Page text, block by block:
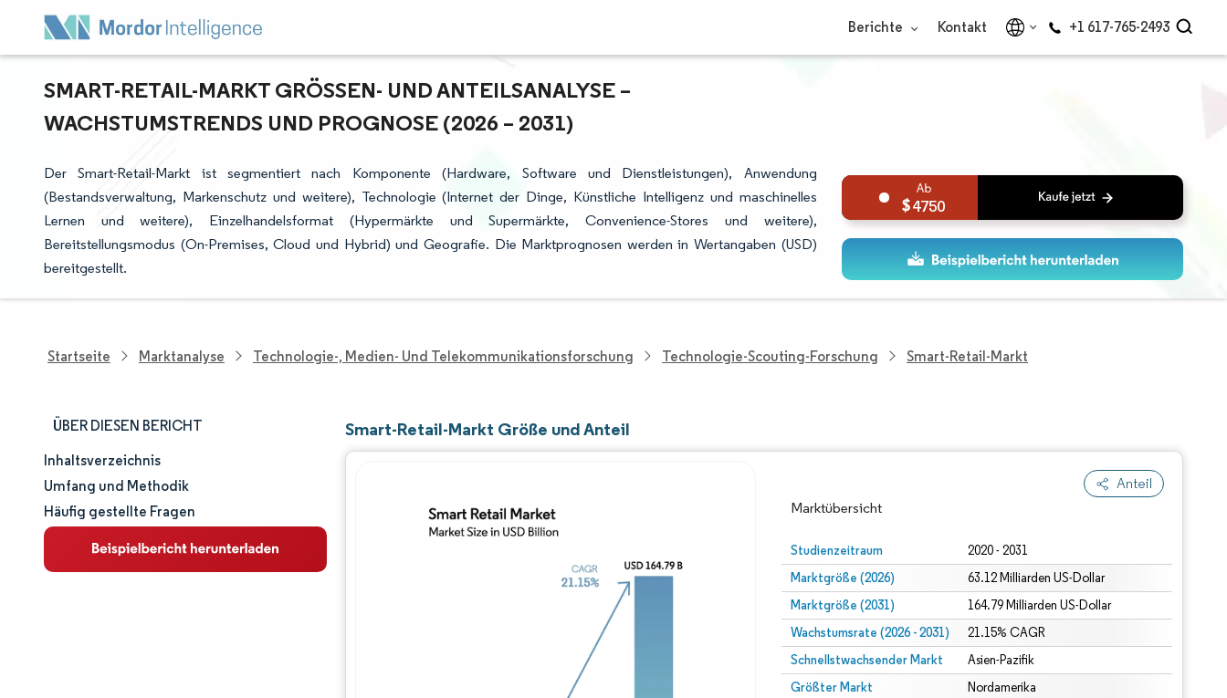
Berichte Kontakt +1 617-765-2493
SMART-RETAIL-MARKT GRÖSSEN- UND ANTEILSANALYSE – W
ACHSTUMSTRENDS UND PROGNOSE (2026 – 2031)
Der Smart-Retail-Markt ist segmentiert nach Komponente (Hardware, Software und Dienstleistungen), Anwendung
(Bestandsverwaltung, Markenschutz und weitere), Technologie (Internet der Dinge, Künstliche Intelligenz und maschinelles
Lernen und weitere), Einzelhandelsformat (Hypermärkte und Supermärkte, Convenience-Stores und weitere),
Bereitstellungsmodus (On-Premises, Cloud und Hybrid) und Geografie. Die Marktprognosen werden in Wertangaben (USD)
bereitgestellt.
4750
Startseite Marktanalyse Technologie-, Medien- Und Telekommunikationsforschung Technologie-Scouting-Forschung Smart-Retail-Markt
ÜBER DIESEN BERICHT
Marktgröße und -anteil
Marktanalyse
Trends und Einblicke
Inhaltsverzeichnis
Umfang und Methodik
Häufig gestellte Fragen
Smart-Retail-Markt Größe und Anteil
Anteil
Marktübersicht
Studienzeitraum 2020 - 2031
Marktgröße (2026) 63.12 Milliarden US-Dollar
Marktgröße (2031) 164.79 Milliarden US-Dollar
Wachstumsrate (2026 - 2031) 21.15% CAGR
Schnellstwachsender Markt Asien-Pazifik
Größter Markt Nordamerika
Bild © Mordor Intelligence. Wiederverwendung erfordert Namensnennung gemäß CC BY 4.0.